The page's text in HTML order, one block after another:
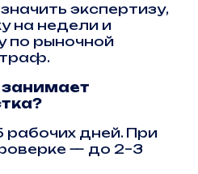
экспертизу,
на недели и
по рыночной
рабочих дней. При
— до 2–3